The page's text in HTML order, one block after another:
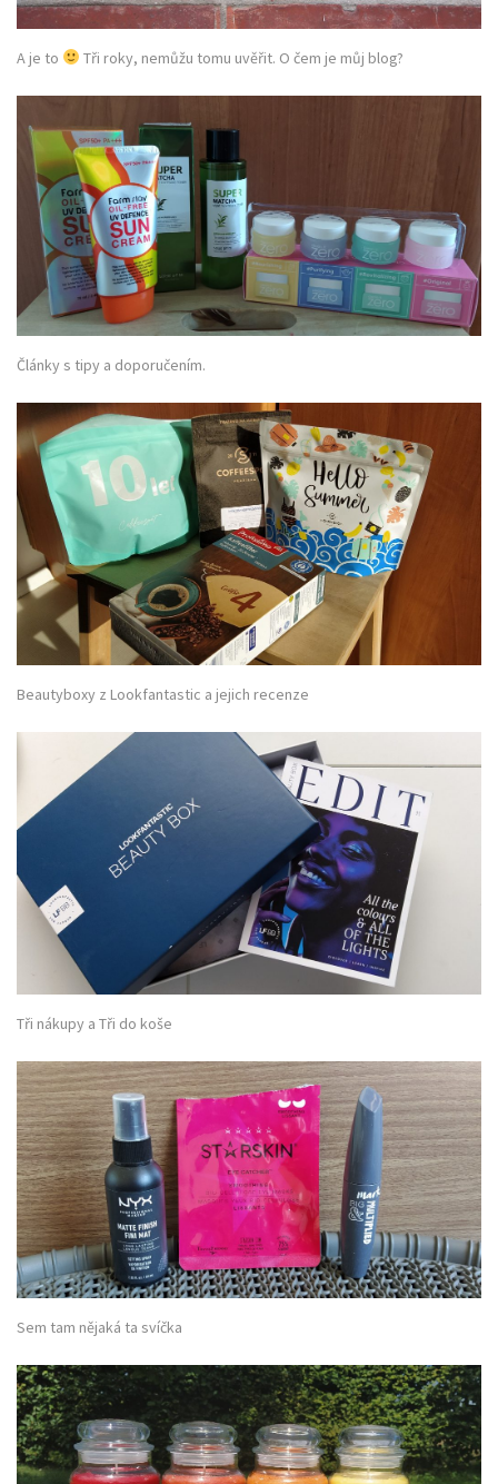
A je to Tři roky, nemůžu tomu uvěřit. O čem je můj blog?
Články s tipy a doporučením.
Beautyboxy z Lookfantastic a jejich recenze
Tři nákupy a Tři do koše
Sem tam nějaká ta svíčka